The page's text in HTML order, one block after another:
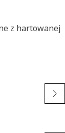
z hartowanej